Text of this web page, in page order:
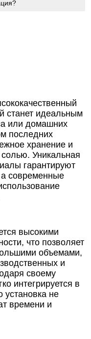
станет идеальным
или домашних
последних
хранение и
Уникальная
гарантируют
а современные
высокими
что позволяет
объемами,
и
своему
интегрируется в
не
времени и